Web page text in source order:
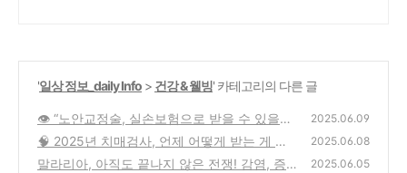
'일상 정보_daily Info > 건강 & 웰빙' 카테고리의 다른 글
👁️ “노안교정술, 실손보험으로 받을 수 있을
까?” 놓치면 손해 보는 보험 가이드
(2)
2025.06.09
🧠 2025년 치매검사, 언제 어떻게 받는 게 맞
을까? 절차부터 무료검사 방법까지 완벽 정리!
2025.06.08
말라리아, 아직도 끝나지 않은 전쟁! 감염, 증
2025.06.05